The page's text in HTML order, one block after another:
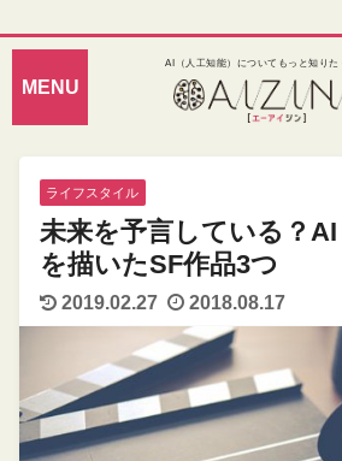
AI（人工知能）についてもっと知りた
ライフスタイル
未来を予言している？AI
を描いたSF作品3つ
2019.02.27 2018.08.17